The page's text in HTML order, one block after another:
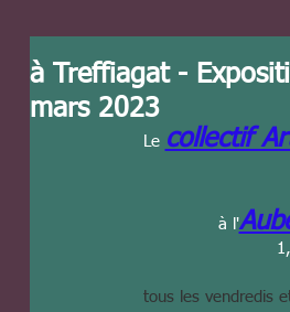
à Treffiagat -
mars 2023
Le collectif
à l'
tous les vendredis